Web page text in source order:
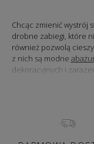
Chcąc zmienić wystrój
drobne zabiegi, które
również pozwolą
z nich są modne
dekoracyjnych i
w każdym rodzaju
dyspozycji stanowią